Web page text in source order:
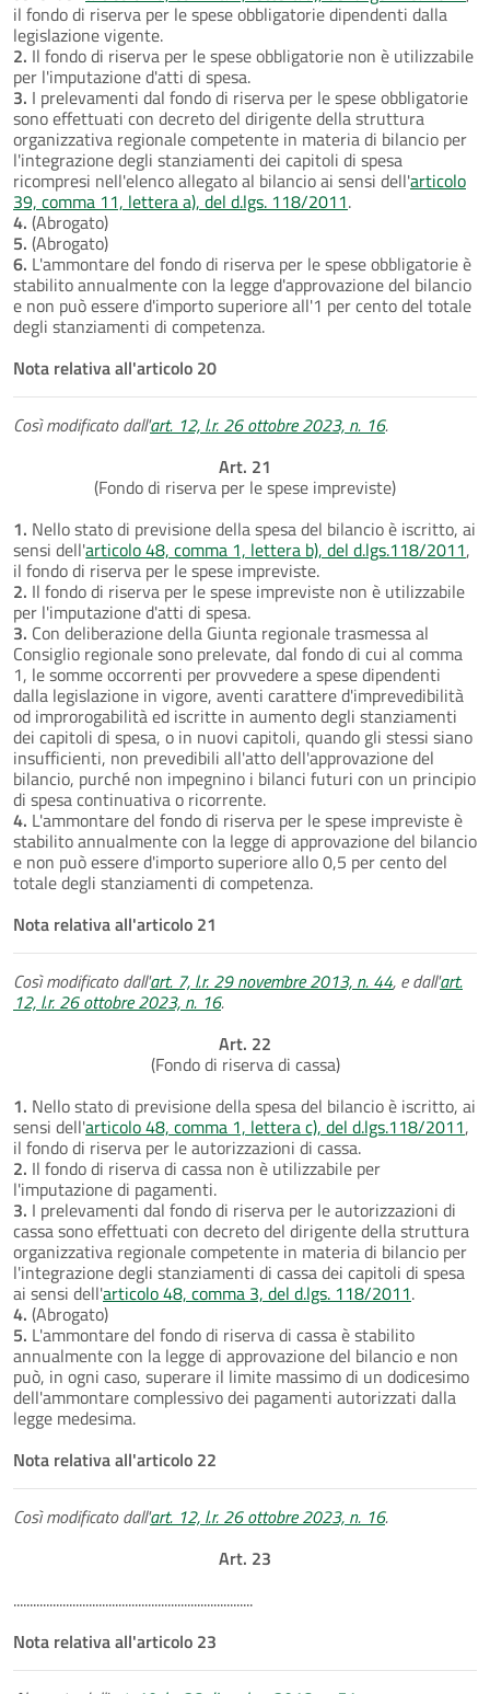
il fondo di riserva per le spese obbligatorie dipendenti dalla
legislazione vigente.
2. Il fondo di riserva per le spese obbligatorie non è utilizzabile
per l'imputazione d'atti di spesa.
3. I prelevamenti dal fondo di riserva per le spese obbligatorie
sono effettuati con decreto del dirigente della struttura
organizzativa regionale competente in materia di bilancio per
l'integrazione degli stanziamenti dei capitoli di spesa
ricompresi nell'elenco allegato al bilancio ai sensi dell'articolo
39, comma 11, lettera a), del d.lgs. 118/2011.
4. (Abrogato)
5. (Abrogato)
6. L'ammontare del fondo di riserva per le spese obbligatorie è
stabilito annualmente con la legge d'approvazione del bilancio
e non può essere d'importo superiore all'1 per cento del totale
degli stanziamenti di competenza.
Nota relativa all'articolo 20
Così modificato dall'art. 12, l.r. 26 ottobre 2023, n. 16.
Art. 21
(Fondo di riserva per le spese impreviste)
1. Nello stato di previsione della spesa del bilancio è iscritto, ai
sensi dell'articolo 48, comma 1, lettera b), del d.lgs.118/2011,
il fondo di riserva per le spese impreviste.
2. Il fondo di riserva per le spese impreviste non è utilizzabile
per l'imputazione d'atti di spesa.
3. Con deliberazione della Giunta regionale trasmessa al
Consiglio regionale sono prelevate, dal fondo di cui al comma
1, le somme occorrenti per provvedere a spese dipendenti
dalla legislazione in vigore, aventi carattere d'imprevedibilità
od improrogabilità ed iscritte in aumento degli stanziamenti
dei capitoli di spesa, o in nuovi capitoli, quando gli stessi siano
insufficienti, non prevedibili all'atto dell'approvazione del
bilancio, purché non impegnino i bilanci futuri con un principio
di spesa continuativa o ricorrente.
4. L'ammontare del fondo di riserva per le spese impreviste è
stabilito annualmente con la legge di approvazione del bilancio
e non può essere d'importo superiore allo 0,5 per cento del
totale degli stanziamenti di competenza.
Nota relativa all'articolo 21
Così modificato dall'art. 7, l.r. 29 novembre 2013, n. 44, e dall'art.
12, l.r. 26 ottobre 2023, n. 16.
Art. 22
(Fondo di riserva di cassa)
1. Nello stato di previsione della spesa del bilancio è iscritto, ai
sensi dell'articolo 48, comma 1, lettera c), del d.lgs.118/2011,
il fondo di riserva per le autorizzazioni di cassa.
2. Il fondo di riserva di cassa non è utilizzabile per
l'imputazione di pagamenti.
3. I prelevamenti dal fondo di riserva per le autorizzazioni di
cassa sono effettuati con decreto del dirigente della struttura
organizzativa regionale competente in materia di bilancio per
l'integrazione degli stanziamenti di cassa dei capitoli di spesa
ai sensi dell'articolo 48, comma 3, del d.lgs. 118/2011.
4. (Abrogato)
5. L'ammontare del fondo di riserva di cassa è stabilito
annualmente con la legge di approvazione del bilancio e non
può, in ogni caso, superare il limite massimo di un dodicesimo
dell'ammontare complessivo dei pagamenti autorizzati dalla
legge medesima.
Nota relativa all'articolo 22
Così modificato dall'art. 12, l.r. 26 ottobre 2023, n. 16.
Art. 23
.........................................................................
Nota relativa all'articolo 23